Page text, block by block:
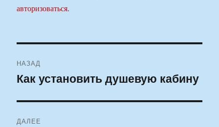
авторизоваться.
по
НАЗАД
Предыдущая
Как установить душевую кабину
ДАЛЕЕ